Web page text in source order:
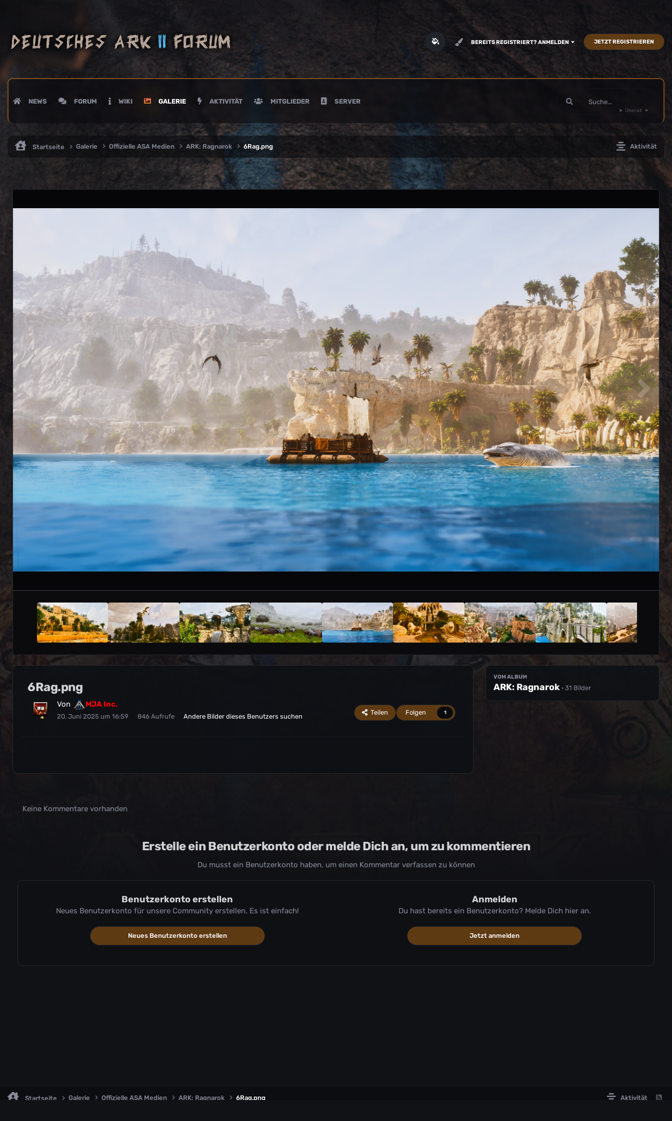
BEREITS REGISTRIERT? ANMELDEN JETZT REGISTRIEREN
NEWS FORUM WIKI GALERIE AKTIVITÄT MITGLIEDER SERVER
Überall
Aktivität
Startseite Galerie Offizielle ASA Medien ARK: Ragnarok 6Rag.png
6Rag.png
Von MJA Inc.
20. Juni 2025 um 16:59 846 Aufrufe Andere Bilder dieses Benutzers suchen
Teilen Folgen 1
VOM ALBUM
ARK: Ragnarok · 31 Bilder
Keine Kommentare vorhanden
Erstelle ein Benutzerkonto oder melde Dich an, um zu kommentieren
Du musst ein Benutzerkonto haben, um einen Kommentar verfassen zu können
Benutzerkonto erstellen
Neues Benutzerkonto für unsere Community erstellen. Es ist einfach!
Neues Benutzerkonto erstellen
Anmelden
Du hast bereits ein Benutzerkonto? Melde Dich hier an.
Jetzt anmelden
Aktivität
Startseite Galerie Offizielle ASA Medien ARK: Ragnarok 6Rag.png